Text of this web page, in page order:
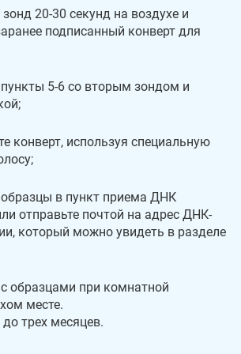
20-30 секунд на воздухе и
подписанный конверт для
пункты 5-6 со вторым зондом и
конверт, используя специальную
образцы в пункт приема ДНК
отправьте почтой на адрес ДНК-
который можно увидеть в разделе
образцами при комнатной
месте.
трех месяцев.